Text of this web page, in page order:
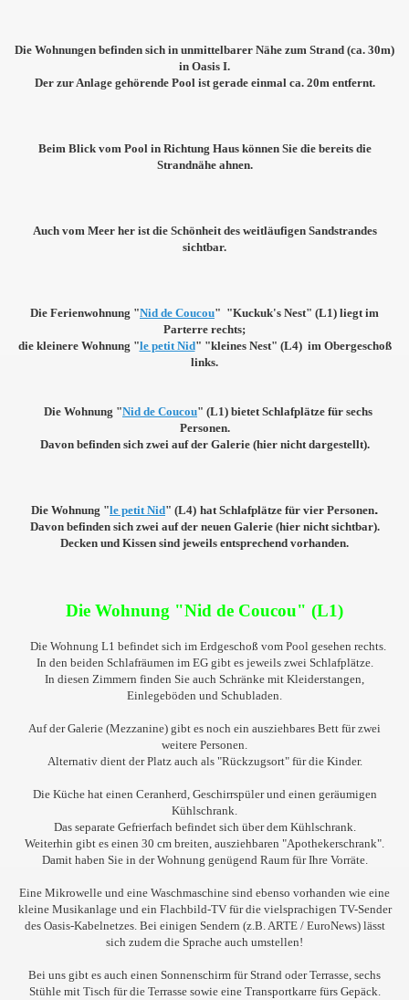
Die Wohnungen befinden sich in unmittelbarer Nähe zum Strand (ca. 30m)
in Oasis I.
Der zur Anlage gehörende Pool ist gerade einmal ca. 20m entfernt.
Beim Blick vom Pool in Richtung Haus können Sie die bereits die
Strandnähe ahnen.
Auch vom Meer her ist die Schönheit des weitläufigen Sandstrandes
sichtbar.
Die Ferienwohnung "Nid de Coucou" "Kuckuk's Nest" (L1) liegt im
Parterre rechts;
die kleinere Wohnung "le petit Nid" "kleines Nest" (L4) im Obergeschoß
links.
Die Wohnung "Nid de Coucou" (L1) bietet Schlafplätze für sechs
Personen.
Davon befinden sich zwei auf der Galerie (hier nicht dargestellt).
Die Wohnung "le petit Nid" (L4) hat Schlafplätze für vier Personen.
Davon befinden sich zwei auf der neuen Galerie (hier nicht sichtbar).
Decken und Kissen sind jeweils entsprechend vorhanden.
Die Wohnung "Nid de Coucou" (L1)
Die Wohnung L1 befindet sich im Erdgeschoß vom Pool gesehen rechts.
In den beiden Schlafräumen im EG gibt es jeweils zwei Schlafplätze.
In diesen Zimmern finden Sie auch Schränke mit Kleiderstangen,
Einlegeböden und Schubladen.
Auf der Galerie (Mezzanine) gibt es noch ein ausziehbares Bett für zwei
weitere Personen.
Alternativ dient der Platz auch als "Rückzugsort" für die Kinder.
Die Küche hat einen Ceranherd, Geschirrspüler und einen geräumigen
Kühlschrank.
Das separate Gefrierfach befindet sich über dem Kühlschrank.
Weiterhin gibt es einen 30 cm breiten, ausziehbaren "Apothekerschrank".
Damit haben Sie in der Wohnung genügend Raum für Ihre Vorräte.
Eine Mikrowelle und eine Waschmaschine sind ebenso vorhanden wie eine
kleine Musikanlage und ein Flachbild-TV für die vielsprachigen TV-Sender
des Oasis-Kabelnetzes. Bei einigen Sendern (z.B. ARTE / EuroNews) lässt
sich zudem die Sprache auch umstellen!
Bei uns gibt es auch einen Sonnenschirm für Strand oder Terrasse, sechs
Stühle mit Tisch für die Terrasse sowie eine Transportkarre fürs Gepäck.